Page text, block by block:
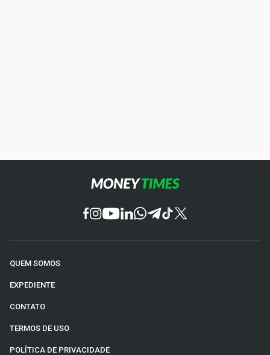
QUEM SOMOS
EXPEDIENTE
CONTATO
TERMOS DE USO
POLÍTICA DE PRIVACIDADE